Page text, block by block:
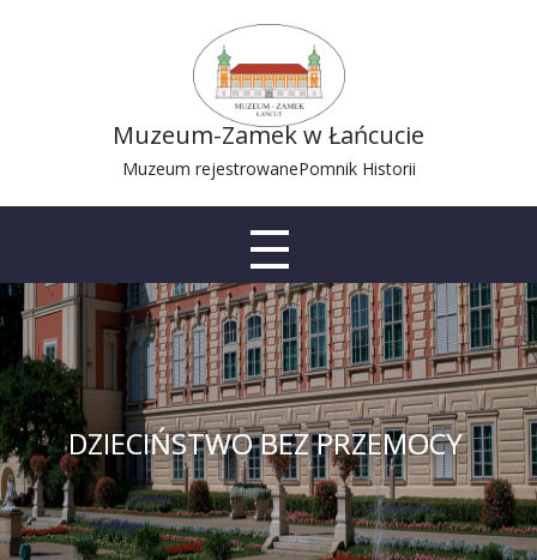
Muzeum-Zamek w Łańcucie
Muzeum rejestrowanePomnik Historii
DZIECIŃSTWO BEZ PRZEMOCY